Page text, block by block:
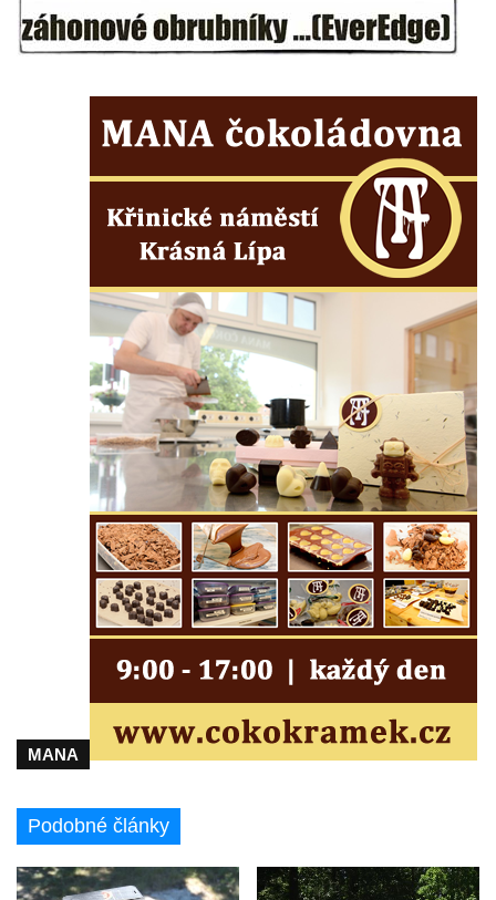
Reliéf na průčelí obchodního domu čp. 849
na třídě T. G. Masaryka v Novém Boru
průčelí Hornického domu v Sokolově
Sousoší Kosmonauti u stanice metra Háje
Pomník v expozici Hornického muzea
Krásno
Pomník Mistra Jana Husa na Husově
Socha svatého Františka Xaverského u
kostela svatého Jakuba Většího v Kněževsi
Socha sedící dívky u jezírka ve
Dvořákových sadech v Karlových Varech
Socha Krista bičovaného u domu čp. 416 v
ulici Dr. Edvarda Beneše ve Šluknově
Sousoší Rozhovor v Zámecké ulici v
Teplicích nad Metují
Bývalá socha na křižovatce ulic Ještědská a
Školní v Rychnově u Jablonce nad Nisou
Socha svatého Jana Nepomuckého v
Ještědské ulici v Rychnově u Jablonce nad
Socha svatého Jana Nepomuckého na
křižovatce ulice Kokonínská v Pulečném
Krásné u Pěnčína
Socha svatého Josefa s Ježíškem u kostela
svatého Josefa v Krásné u Pěnčína
MANA
Podobné články